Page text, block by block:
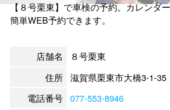
【８号栗東】で車検の予約。カレンダ
簡単WEB予約できます。
店舗名
８号栗東
住所 滋賀県栗東市大橋3-1-35
電話番号 077-553-8946